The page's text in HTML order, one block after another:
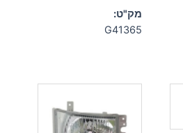
מק"ט:
G41365